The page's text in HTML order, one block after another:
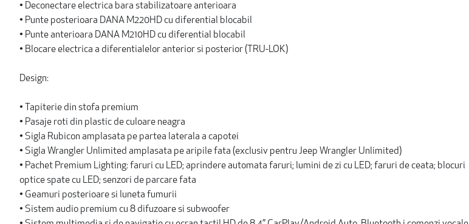
• Deconectare electrica bara stabilizatoare anterioara
• Punte posterioara DANA M220HD cu diferential blocabil
• Punte anterioara DANA M210HD cu diferential blocabil
• Blocare electrica a diferentialelor anterior si posterior (TRU-LOK)
Design:
• Tapiterie din stofa premium
• Pasaje roti din plastic de culoare neagra
• Sigla Rubicon amplasata pe partea laterala a capotei
• Sigla Wrangler Unlimited amplasata pe aripile fata (exclusiv pentru Jeep Wrangler Unlimited)
• Pachet Premium Lighting: faruri cu LED; aprindere automata faruri; lumini de zi cu LED; faruri de ceata; blocuri
optice spate cu LED; senzori de parcare fata
• Geamuri posterioare si luneta fumurii
• Sistem audio premium cu 8 difuzoare si subwoofer